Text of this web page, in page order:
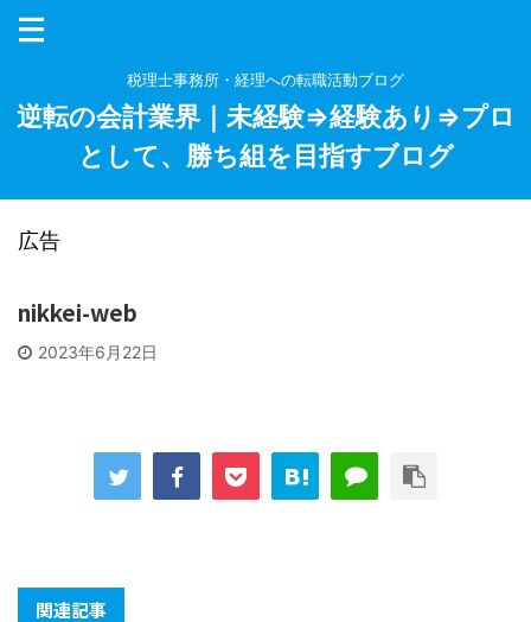
税理士事務所・経理への転職活動ブログ
逆転の会計業界｜未経験⇒経験あり⇒プロ
として、勝ち組を目指すブログ
広告
nikkei-web
2023年6月22日
関連記事